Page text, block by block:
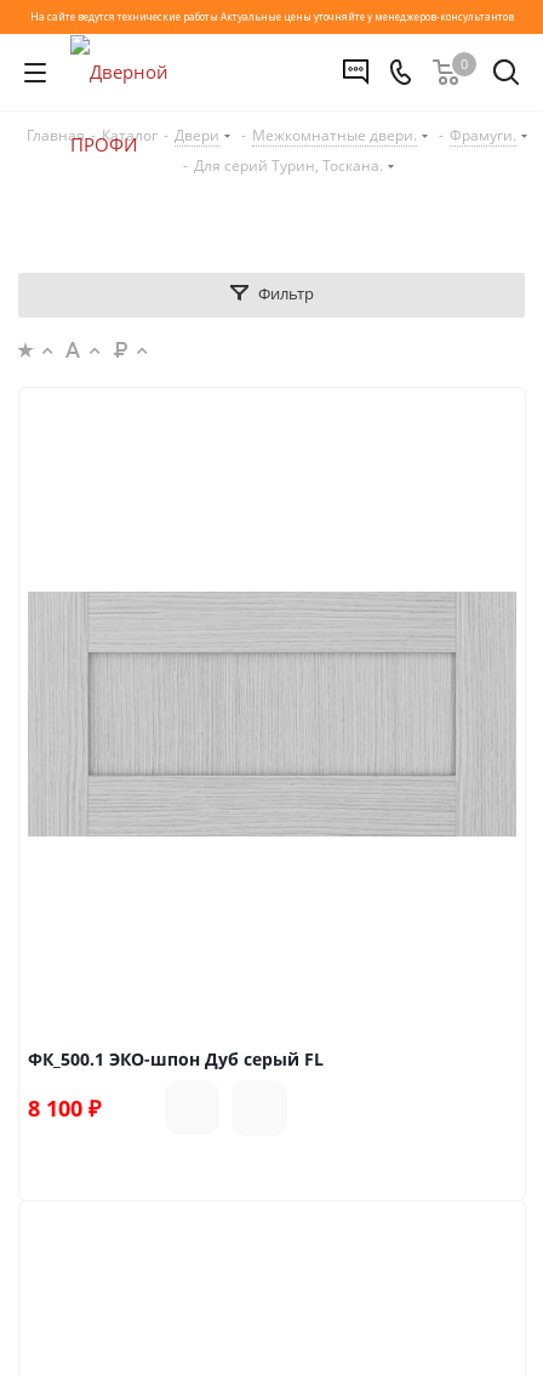
На сайте ведутся технические работы Актуальные цены уточняйте у менеджеров-консультантов
0
Для серий Турин, Тоскана.
Главная - Каталог - Двери - Межкомнатные двери. - Фрамуги.
- Для серий Турин, Тоскана.
Фильтр
ФК_500.1 ЭКО-шпон Дуб серый FL
8 100 ₽